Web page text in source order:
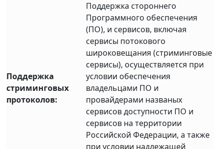
Поддержка
стриминговых
протоколов:
Поддержка стороннего
Программного обеспечения
(ПО), и сервисов, включая
сервисы потокового
широковещания (стриминговые
сервисы), осуществляется при
условии обеспечения
владельцами ПО и
провайдерами названых
сервисов доступности ПО и
сервисов на территории
Российской Федерации, а также
при условии надлежащей